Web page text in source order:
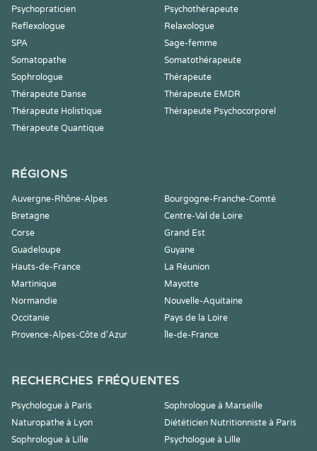
Psychopraticien
Psychothérapeute
Reflexologue
Relaxologue
SPA
Sage-femme
Somatopathe
Somatothérapeute
Sophrologue
Thérapeute
Thérapeute Danse
Thérapeute EMDR
Thérapeute Holistique
Thérapeute Psychocorporel
Thérapeute Quantique
RÉGIONS
Auvergne-Rhône-Alpes
Bourgogne-Franche-Comté
Bretagne
Centre-Val de Loire
Corse
Grand Est
Guadeloupe
Guyane
Hauts-de-France
La Réunion
Martinique
Mayotte
Normandie
Nouvelle-Aquitaine
Occitanie
Pays de la Loire
Provence-Alpes-Côte d'Azur
Île-de-France
RECHERCHES FRÉQUENTES
Psychologue à Paris
Sophrologue à Marseille
Naturopathe à Lyon
Diététicien Nutritionniste à Paris
Sophrologue à Lille
Psychologue à Lille